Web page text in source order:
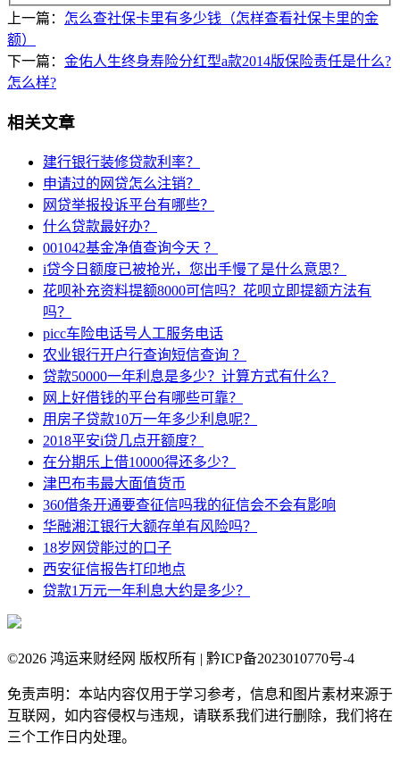
上一篇： 怎么查社保卡里有多少钱（怎样查看社保卡里的金
额）
下一篇： 金佑人生终身寿险分红型a款2014版保险责任是什么?
怎么样?
相关文章
建行银行装修贷款利率？
申请过的网贷怎么注销？
网贷举报投诉平台有哪些？
什么贷款最好办？
001042基金净值查询今天 ？
i贷今日额度已被抢光，您出手慢了是什么意思？
花呗补充资料提额8000可信吗？花呗立即提额方法有
吗？
picc车险电话号人工服务电话
农业银行开户行查询短信查询 ？
贷款50000一年利息是多少？计算方式有什么？
网上好借钱的平台有哪些可靠？
用房子贷款10万一年多少利息呢？
2018平安i贷几点开额度？
在分期乐上借10000得还多少？
津巴布韦最大面值货币
360借条开通要查征信吗我的征信会不会有影响
华融湘江银行大额存单有风险吗？
18岁网贷能过的口子
西安征信报告打印地点
贷款1万元一年利息大约是多少？
©2026 鸿运来财经网 版权所有 | 黔ICP备2023010770号-4
免责声明：本站内容仅用于学习参考，信息和图片素材来源于
互联网，如内容侵权与违规，请联系我们进行删除，我们将在
三个工作日内处理。